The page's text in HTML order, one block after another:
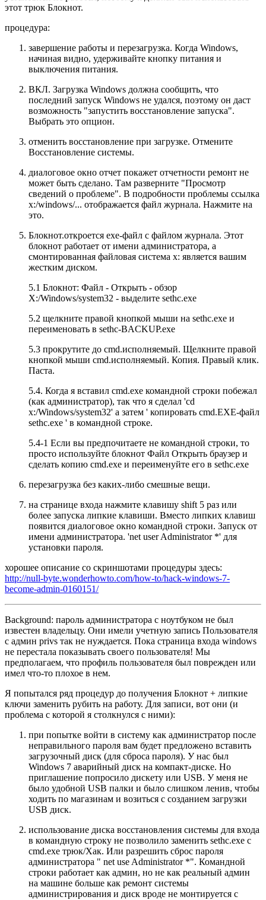
этот трюк Блокнот.
процедура:
завершение работы и перезагрузка. Когда Windows,
начиная видно, удерживайте кнопку питания и
выключения питания.
ВКЛ. Загрузка Windows должна сообщить, что
последний запуск Windows не удался, поэтому он даст
возможность "запустить восстановление запуска".
Выбрать это опцион.
отменить восстановление при загрузке. Отмените
Восстановление системы.
диалоговое окно отчет покажет отчетности ремонт не
может быть сделано. Там разверните "Просмотр
сведений о проблеме". В подробности проблемы ссылка
x:/windows/... отображается файл журнала. Нажмите на
это.
Блокнот.откроется exe-файл с файлом журнала. Этот
блокнот работает от имени администратора, а
смонтированная файловая система x: является вашим
жестким диском.
5.1 Блокнот: Файл - Открыть - обзор
X:/Windows/system32 - выделите sethc.exe
5.2 щелкните правой кнопкой мыши на sethc.exe и
переименовать в sethc-BACKUP.exe
5.3 прокрутите до cmd.исполняемый. Щелкните правой
кнопкой мыши cmd.исполняемый. Копия. Правый клик.
Паста.
5.4. Когда я вставил cmd.exe командной строки побежал
(как администратор), так что я сделал 'cd
x:/Windows/system32' а затем ' копировать cmd.EXE-файл
sethc.exe ' в командной строке.
5.4-1 Если вы предпочитаете не командной строки, то
просто используйте блокнот Файл Открыть браузер и
сделать копию cmd.exe и переименуйте его в sethc.exe
перезагрузка без каких-либо смешные вещи.
на странице входа нажмите клавишу shift 5 раз или
более запуска липкие клавиши. Вместо липких клавиш
появится диалоговое окно командной строки. Запуск от
имени администратора. 'net user Administrator *' для
установки пароля.
хорошее описание со скриншотами процедуры здесь:
http://null-byte.wonderhowto.com/how-to/hack-windows-7-
become-admin-0160151/
Background: пароль администратора с ноутбуком не был
известен владельцу. Они имели учетную запись Пользователя
с админ privs так не нуждается. Пока страница входа windows
не перестала показывать своего пользователя! Мы
предполагаем, что профиль пользователя был поврежден или
имел что-то плохое в нем.
Я попытался ряд процедур до получения Блокнот + липкие
ключи заменить рубить на работу. Для записи, вот они (и
проблема с которой я столкнулся с ними):
при попытке войти в систему как администратор после
неправильного пароля вам будет предложено вставить
загрузочный диск (для сброса пароля). У нас был
Windows 7 аварийный диск на компакт-диске. Но
приглашение попросило дискету или USB. У меня не
было удобной USB палки и было слишком ленив, чтобы
ходить по магазинам и возиться с созданием загрузки
USB диск.
использование диска восстановления системы для входа
в командную строку не позволило заменить sethc.exe с
cmd.ехе трюк/Хак. Или разрешить сброс пароля
администратора " net use Administrator *". Командной
строки работает как админ, но не как реальный админ
на машине больше как ремонт системы
администрирования и диск вроде не монтируется с